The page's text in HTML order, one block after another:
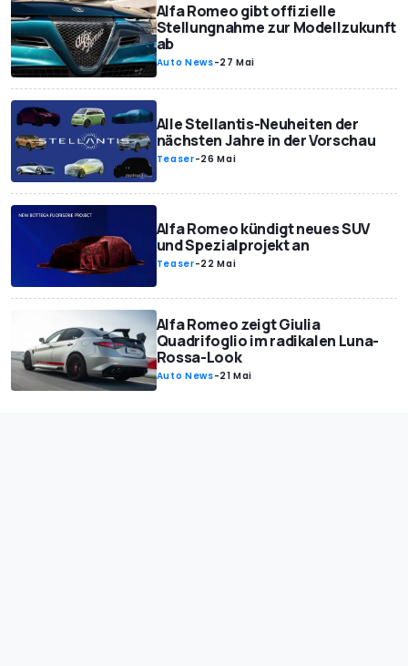
Alfa Romeo gibt offizielle
Stellungnahme zur Modellzukunft
ab
Auto News-27 Mai
Alle Stellantis-Neuheiten der
nächsten Jahre in der Vorschau
Teaser-26 Mai
Alfa Romeo kündigt neues SUV
und Spezialprojekt an
Teaser-22 Mai
Alfa Romeo zeigt Giulia
Quadrifoglio im radikalen Luna-
Rossa-Look
Auto News-21 Mai